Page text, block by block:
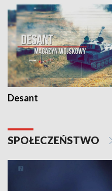
Desant
SPOŁECZEŃSTWO